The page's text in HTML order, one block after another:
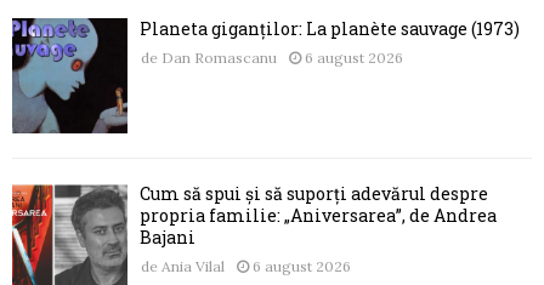
Planeta giganților: La planète sauvage (1973)
de Dan Romascanu 6 august 2026
Cum să spui și să suporți adevărul despre
propria familie: „Aniversarea”, de Andrea
Bajani
de Ania Vilal 6 august 2026